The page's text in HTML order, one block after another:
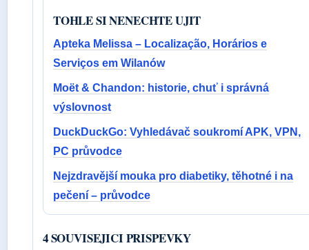
TOHLE SI NENECHTE UJIT
Apteka Melissa – Localização, Horários e
Serviços em Wilanów
Moët & Chandon: historie, chuť i správná
výslovnost
DuckDuckGo: Vyhledávač soukromí APK, VPN,
PC průvodce
Nejzdravější mouka pro diabetiky, těhotné i na
pečení – průvodce
4 SOUVISEJICI PRISPEVKY